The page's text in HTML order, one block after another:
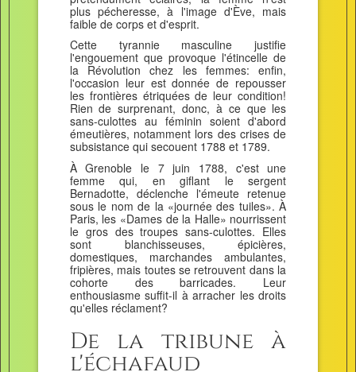
plus pécheresse, à l'image d'Ève, mais
faible de corps et d'esprit.
Cette tyrannie masculine justifie
l'engouement que provoque l'étincelle de
la Révolution chez les femmes: enfin,
l'occasion leur est donnée de repousser
les frontières étriquées de leur condition!
Rien de surprenant, donc, à ce que les
sans-culottes au féminin soient d'abord
émeutières, notamment lors des crises de
subsistance qui secouent 1788 et 1789.
À Grenoble le 7 juin 1788, c'est une
femme qui, en giflant le sergent
Bernadotte, déclenche l'émeute retenue
sous le nom de la «journée des tuiles». À
Paris, les «Dames de la Halle» nourrissent
le gros des troupes sans-culottes. Elles
sont blanchisseuses, épicières,
domestiques, marchandes ambulantes,
fripières, mais toutes se retrouvent dans la
cohorte des barricades. Leur
enthousiasme suffit-il à arracher les droits
qu'elles réclament?
De la tribune à
l'échafaud